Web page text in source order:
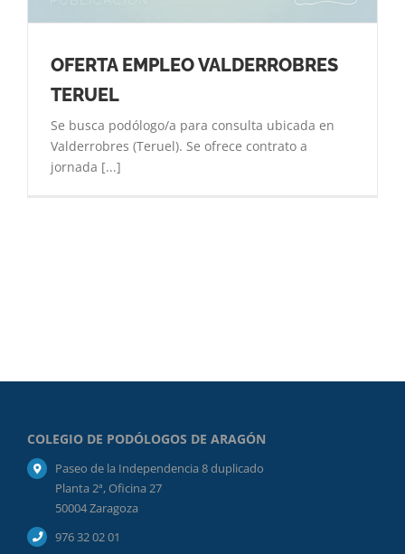
OFERTA EMPLEO VALDERROBRES
TERUEL
Se busca podólogo/a para consulta ubicada en
Valderrobres (Teruel). Se ofrece contrato a
jornada [...]
COLEGIO DE PODÓLOGOS DE ARAGÓN
Paseo de la Independencia 8 duplicado
Planta 2ª, Oficina 27
50004 Zaragoza
976 32 02 01